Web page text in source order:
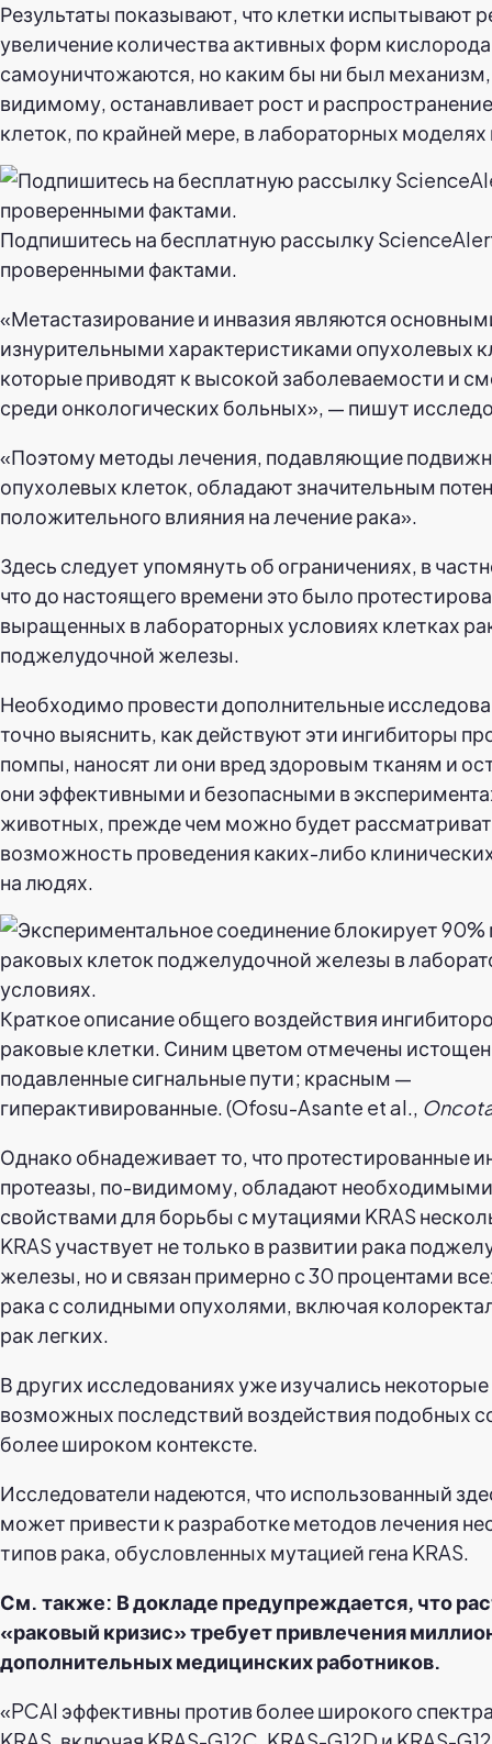
Результаты показывают, что клетки испытывают
увеличение количества активных форм кислорода
самоуничтожаются, но каким бы ни был
видимому, останавливает рост и
клеток, по крайней мере, в лабораторных моделях
Подпишитесь на бесплатную рассылку
проверенными фактами.
«Метастазирование и инвазия являются
изнурительными характеристиками опухолевых
которые приводят к высокой заболеваемости и
среди онкологических больных», — пишут
«Поэтому методы лечения, подавляющие
опухолевых клеток, обладают значительным
положительного влияния на лечение рака».
Здесь следует упомянуть об ограничениях, в
что до настоящего времени это было
выращенных в лабораторных условиях клетках
поджелудочной железы.
Необходимо провести дополнительные
точно выяснить, как действуют эти ингибиторы
помпы, наносят ли они вред здоровым тканям и
они эффективными и безопасными в
животных, прежде чем можно будет
возможность проведения каких-либо
на людях.
Краткое описание общего воздействия
раковые клетки. Синим цветом отмечены
подавленные сигнальные пути; красным —
гиперактивированные. (Ofosu-Asante et al.,
Однако обнадеживает то, что протестированные
протеазы, по-видимому, обладают необходимыми
свойствами для борьбы с мутациями KRAS
KRAS участвует не только в развитии рака
железы, но и связан примерно с 30 процентами
рака с солидными опухолями, включая
рак легких.
В других исследованиях уже изучались некоторые
возможных последствий воздействия подобных
более широком контексте.
Исследователи надеются, что использованный
может привести к разработке методов лечения
типов рака, обусловленных мутацией гена KRAS.
См. также: В докладе предупреждается, что
«раковый кризис» требует привлечения
дополнительных медицинских работников.
«PCAI эффективны против более широкого